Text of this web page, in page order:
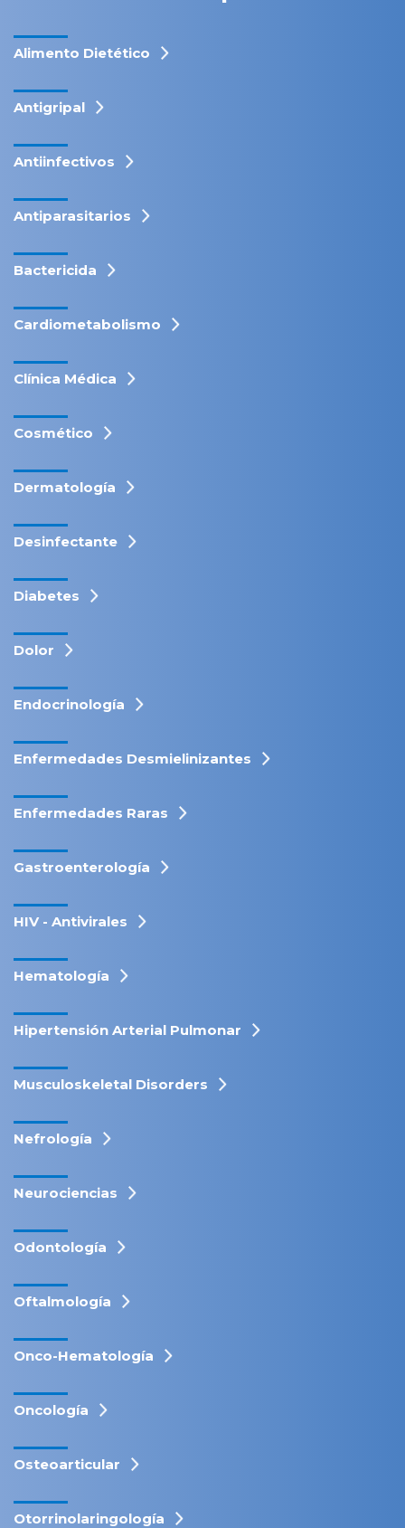
Alimento Dietético
Antigripal
Antiinfectivos
Antiparasitarios
Bactericida
Cardiometabolismo
Clínica Médica
Cosmético
Dermatología
Desinfectante
Diabetes
Dolor
Endocrinología
Enfermedades Desmielinizantes
Enfermedades Raras
Gastroenterología
HIV - Antivirales
Hematología
Hipertensión Arterial Pulmonar
Musculoskeletal Disorders
Nefrología
Neurociencias
Odontología
Oftalmología
Onco-Hematología
Oncología
Osteoarticular
Otorrinolaringología